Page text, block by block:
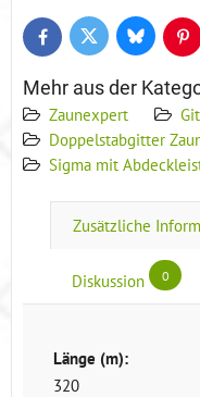
FacebookTwitter Bluesky
Mehr aus der
Zaunexpert
Doppelstabgitter
Sigma mit
Zusätzliche
Diskussion 0
Länge (m):
320